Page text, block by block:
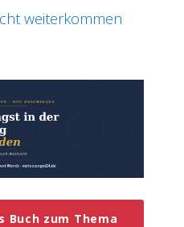
weiterkommen
Buch zum Thema